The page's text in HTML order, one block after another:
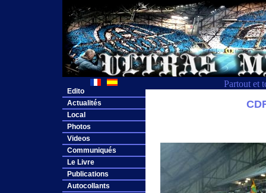
Partout et
Edito
Actualités
Local
Photos
Videos
Communiqués
Le Livre
Publications
Autocollants